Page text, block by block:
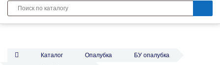
Каталог Опалубка
БУ опалубка